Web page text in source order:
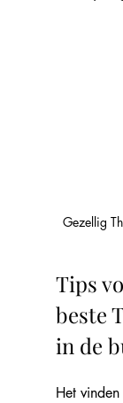
Gezellig
Tips
beste
in de
Het